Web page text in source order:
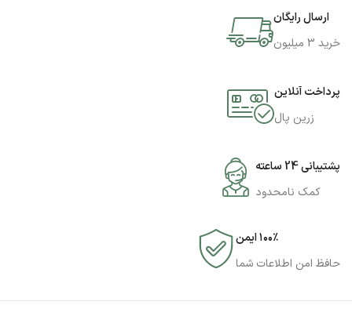
ارسال رایگان
خرید 3 میلیون
پرداخت آنلاین
زرین پال
پشتیبانی 24 ساعته
کمک نامحدود
۱۰۰٪ ایمن
حافظ امن اطلاعات شما